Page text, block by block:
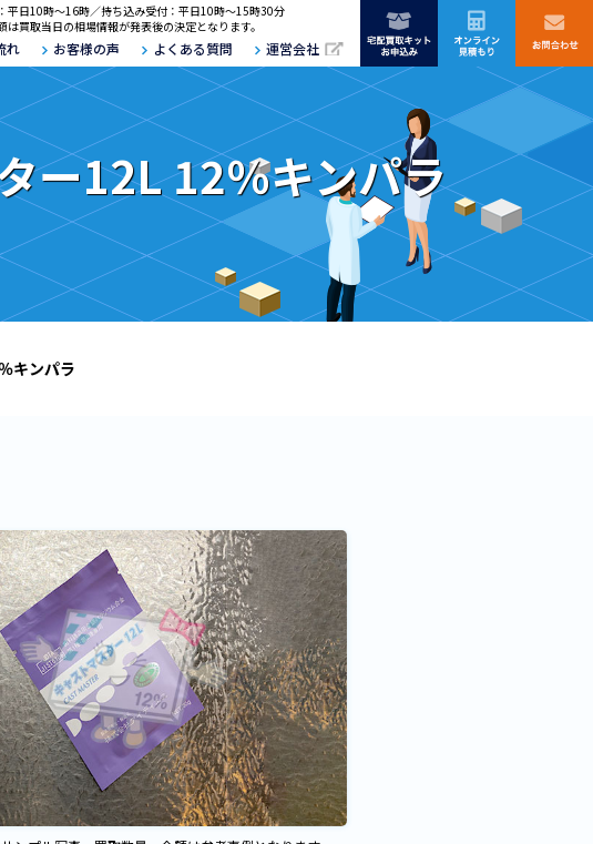
平日10時～16時／持ち込み受付：平日10時～15時30分
買取当日の相場情報が発表後の決定となります。
れ お客様の声 よくある質問 運営会社
ー12L 12％キンパラ
キンパラ